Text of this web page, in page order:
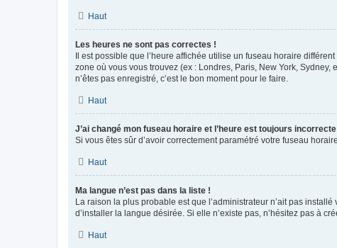
Haut
Les heures ne sont pas correctes !
Il est possible que l’heure affichée utilise un fuseau horaire
zone où vous vous trouvez (ex : Londres, Paris, New York,
n’êtes pas enregistré, c’est le bon moment pour le faire.
Haut
J’ai changé mon fuseau horaire et l’heure est toujours incorrecte
Si vous êtes sûr d’avoir correctement paramétré votre fuseau
Haut
Ma langue n’est pas dans la liste !
La raison la plus probable est que l’administrateur n’ait pas
d’installer la langue désirée. Si elle n’existe pas, n’hésitez pas à
Haut